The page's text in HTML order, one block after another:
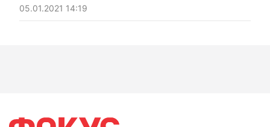
тарифы — это точно не вариант, чтобы
стимулировать платежи.
05.01.2021 14:19